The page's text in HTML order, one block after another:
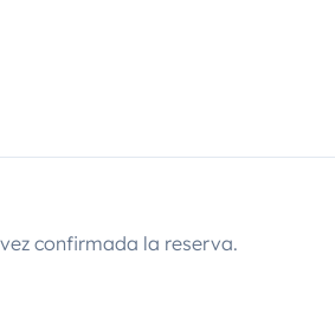
confirmada la reserva.